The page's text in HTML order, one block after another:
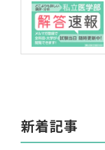
新着記事